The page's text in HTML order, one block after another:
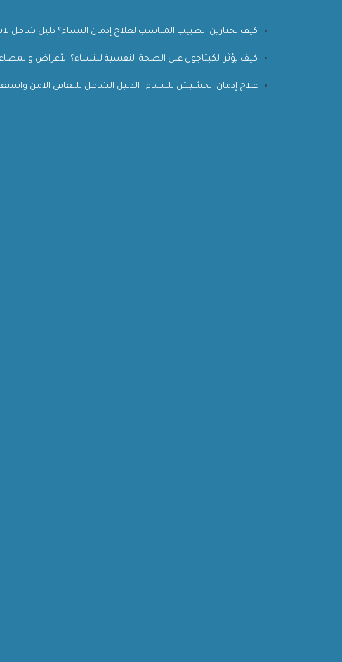
كيف تختارين الطبيب المناسب لعلاج إدمان النساء؟ دليل شامل
كيف يؤثر الكبتاجون على الصحة النفسية للنساء؟ الأعراض
علاج إدمان الحشيش للنساء.. الدليل الشامل للتعافي الآمن